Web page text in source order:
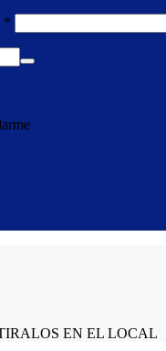
*
EN EL LOCAL